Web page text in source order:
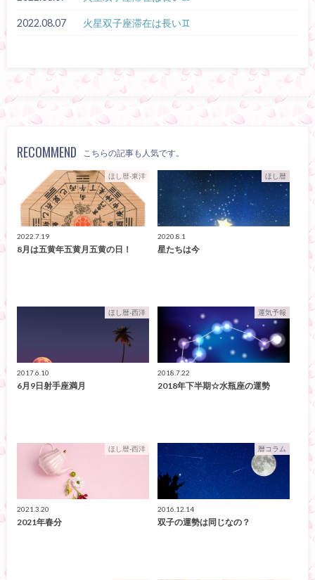
2022.08.07 火星双子座滞在は長い♊
RECOMMEND こちらの記事も人気です。
ほし暦-東洋
2022.7.19
8月は五黄年五黄月五黄の日！
ほし暦
2020.8.1
星たちは今
ほし暦-西洋
2017.6.10
6月9日射手座満月
運気予報
2018.7.22
2018年下半期☆水瓶座の運勢
ほし暦-西洋
2021.3.20
2021年春分
暦コラム
2016.12.14
双子の運勢は同じなの？